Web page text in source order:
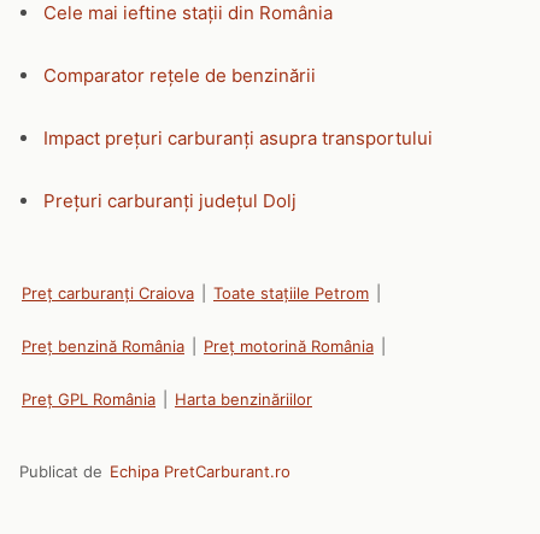
Cele mai ieftine stații din România
Comparator rețele de benzinării
Impact prețuri carburanți asupra transportului
Prețuri carburanți județul Dolj
Preț carburanți Craiova Toate stațiile Petrom
Preț benzină România Preț motorină România
Preț GPL România Harta benzinăriilor
Publicat de Echipa PretCarburant.ro